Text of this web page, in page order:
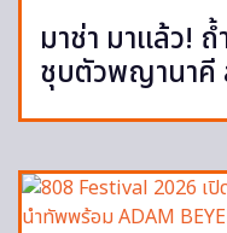
มาช่า มาแล้ว!
ชุบตัวพญานาคี